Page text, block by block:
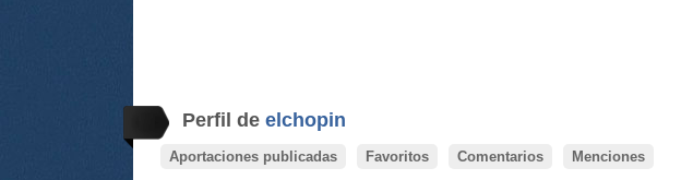
Perfil de elchopin
Aportaciones publicadas Favoritos Comentarios
Menciones